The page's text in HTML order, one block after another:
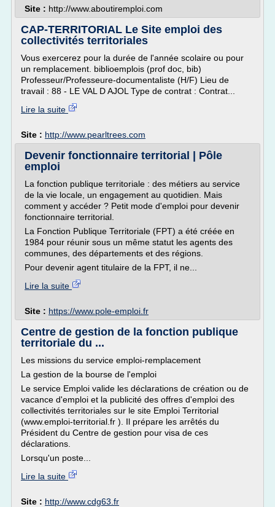
Site : http://www.aboutiremploi.com
CAP-TERRITORIAL Le Site emploi des
collectivités territoriales
Vous exercerez pour la durée de l'année scolaire ou pour
un remplacement. biblioemplois (prof doc, bib)
Professeur/Professeure-documentaliste (H/F) Lieu de
travail : 88 - LE VAL D AJOL Type de contrat : Contrat...
Lire la suite
Site : http://www.pearltrees.com
Devenir fonctionnaire territorial | Pôle
emploi
La fonction publique territoriale : des métiers au service
de la vie locale, un engagement au quotidien. Mais
comment y accéder ? Petit mode d'emploi pour devenir
fonctionnaire territorial.
La Fonction Publique Territoriale (FPT) a été créée en
1984 pour réunir sous un même statut les agents des
communes, des départements et des régions.
Pour devenir agent titulaire de la FPT, il ne...
Lire la suite
Site : https://www.pole-emploi.fr
Centre de gestion de la fonction publique
territoriale du ...
Les missions du service emploi-remplacement
La gestion de la bourse de l'emploi
Le service Emploi valide les déclarations de création ou de
vacance d'emploi et la publicité des offres d'emploi des
collectivités territoriales sur le site Emploi Territorial
(www.emploi-territorial.fr ). Il prépare les arrêtés du
Président du Centre de gestion pour visa de ces
déclarations.
Lorsqu'un poste...
Lire la suite
Site : http://www.cdg63.fr